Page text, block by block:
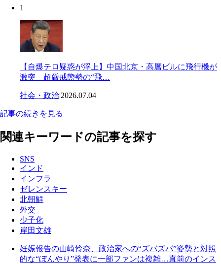
1
【自爆テロ疑惑が浮上】中国北京・高層ビルに飛行機が
激突 超厳戒態勢の“飛…
社会・政治|2026.07.04
記事の続きを見る
関連キーワードの記事を探す
SNS
インド
インフラ
ゼレンスキー
北朝鮮
外交
少子化
岸田文雄
妊娠報告の山崎怜奈、政治家への“ズバズバ”姿勢と対照
的な“ぼんやり”発表に一部ファンは複雑…直前のインス